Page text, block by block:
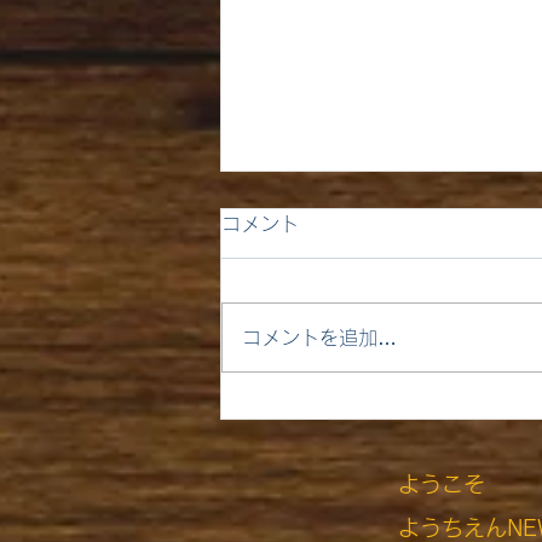
1月15日木曜日 はれ
コメント
コメントを追加…
ようこそ
ようちえん